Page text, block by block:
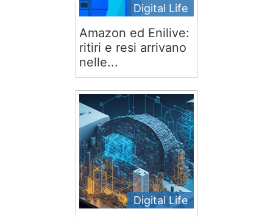
Digital Life
Amazon ed Enilive:
ritiri e resi arrivano
nelle...
Digital Life